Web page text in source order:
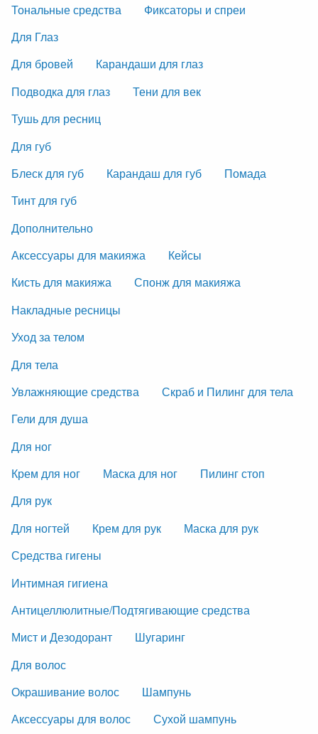
Тональные средства
Фиксаторы и спреи
Для Глаз
Для бровей
Карандаши для глаз
Подводка для глаз
Тени для век
Тушь для ресниц
Для губ
Блеск для губ
Карандаш для губ
Помада
Тинт для губ
Дополнительно
Аксессуары для макияжа
Кейсы
Кисть для макияжа
Спонж для макияжа
Накладные ресницы
Уход за телом
Для тела
Увлажняющие средства
Скраб и Пилинг для тела
Гели для душа
Для ног
Крем для ног
Маска для ног
Пилинг стоп
Для рук
Для ногтей
Крем для рук
Маска для рук
Средства гигены
Интимная гигиена
Антицеллюлитные/Подтягивающие средства
Мист и Дезодорант
Шугаринг
Для волос
Окрашивание волос
Шампунь
Аксессуары для волос
Сухой шампунь